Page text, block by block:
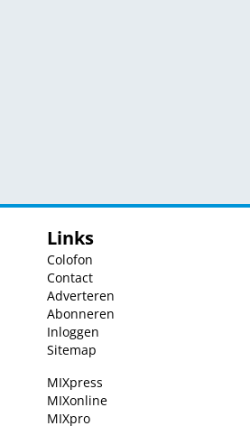
Links
Colofon
Contact
Adverteren
Abonneren
Inloggen
Sitemap
MIXpress
MIXonline
MIXpro